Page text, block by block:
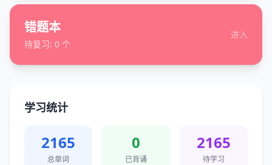
错题本
待复习: 0 个
进入
学习统计
2165
总单词
0
已背诵
2165
待学习